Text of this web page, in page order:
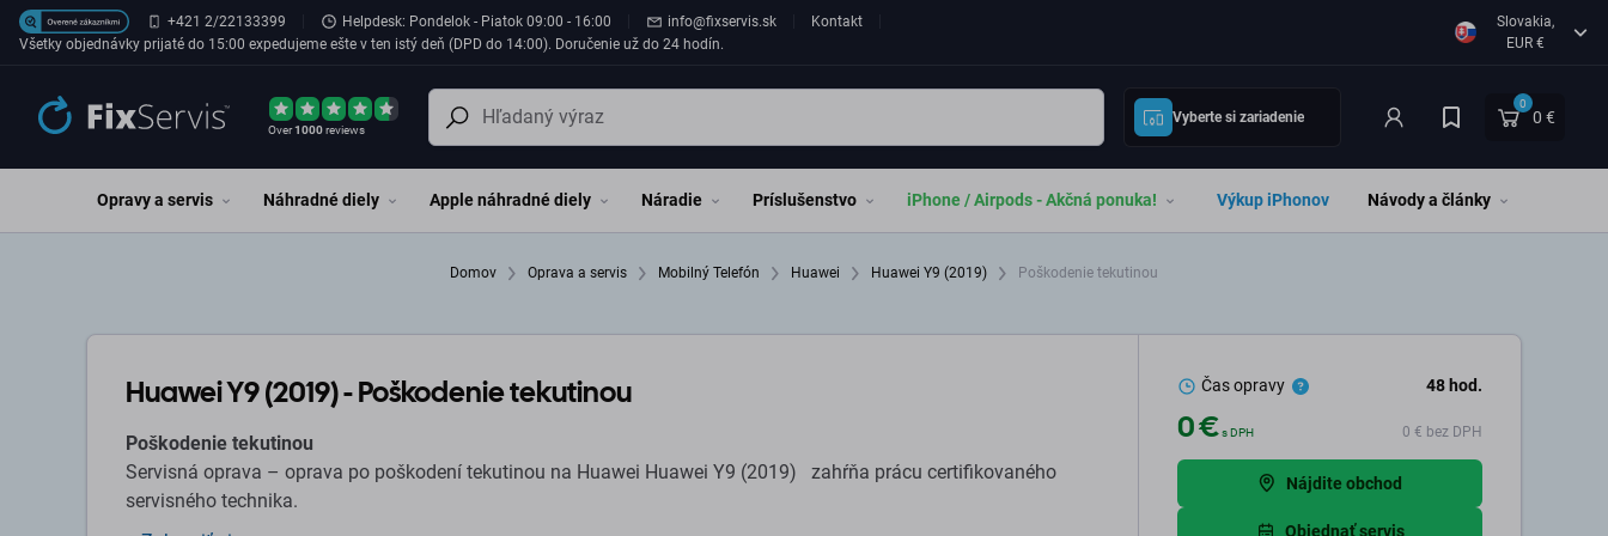
Preskočiť na hlavný obsah+421 2/22133399 Helpdesk: Pondelok - Piatok 09:00 - 16:00 info@fixservis.sk
Kontakt
Všetky objednávky prijaté do 15:00 expedujeme ešte v ten istý deň (DPD do 14:00). Doručenie už do 24 hodín.
Slovakia,
EUR €
Over1000reviews
Vyberte si zariadenie
0
0 €
Opravy a servis Náhradné diely Apple náhradné diely Náradie Príslušenstvo iPhone / Airpods - Akčná ponuka! Výkup iPhonov Návody a články
Domov Oprava a servis Mobilný Telefón Huawei Huawei Y9 (2019) Poškodenie tekutinou
Huawei Y9 (2019) - Poškodenie tekutinou
Poškodenie tekutinou
Servisná oprava – oprava po poškodení tekutinou na Huawei Huawei Y9 (2019) zahŕňa prácu certifikovaného
servisného technika.
Po vytopení zariadenia resp. po akomkoľvek poškodení tekutinou, vlhkosťou poskytujeme komplexné prečistenie.
Čas opravy 48 hod.
0 €s DPH 0 € bez DPH
Nájdite obchod
Objednať servis